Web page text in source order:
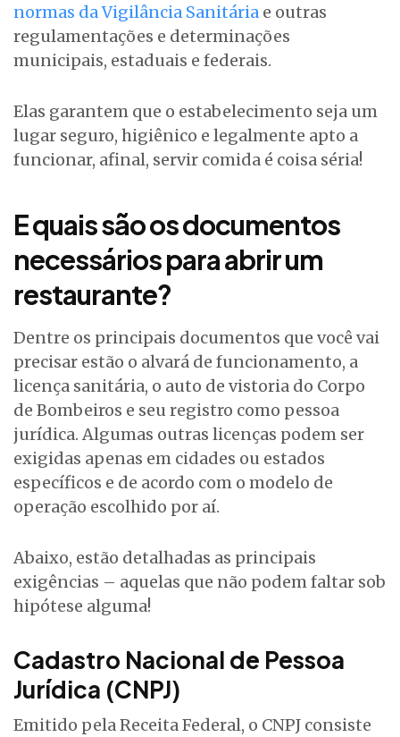
normas da Vigilância Sanitária e outras
regulamentações e determinações
municipais, estaduais e federais.
Elas garantem que o estabelecimento seja um
lugar seguro, higiênico e legalmente apto a
funcionar, afinal, servir comida é coisa séria!
E quais são os documentos
necessários para abrir um
restaurante?
Dentre os principais documentos que você vai
precisar estão o alvará de funcionamento, a
licença sanitária, o auto de vistoria do Corpo
de Bombeiros e seu registro como pessoa
jurídica. Algumas outras licenças podem ser
exigidas apenas em cidades ou estados
específicos e de acordo com o modelo de
operação escolhido por aí.
Abaixo, estão detalhadas as principais
exigências – aquelas que não podem faltar sob
hipótese alguma!
Cadastro Nacional de Pessoa
Jurídica (CNPJ)
Emitido pela Receita Federal, o CNPJ consiste